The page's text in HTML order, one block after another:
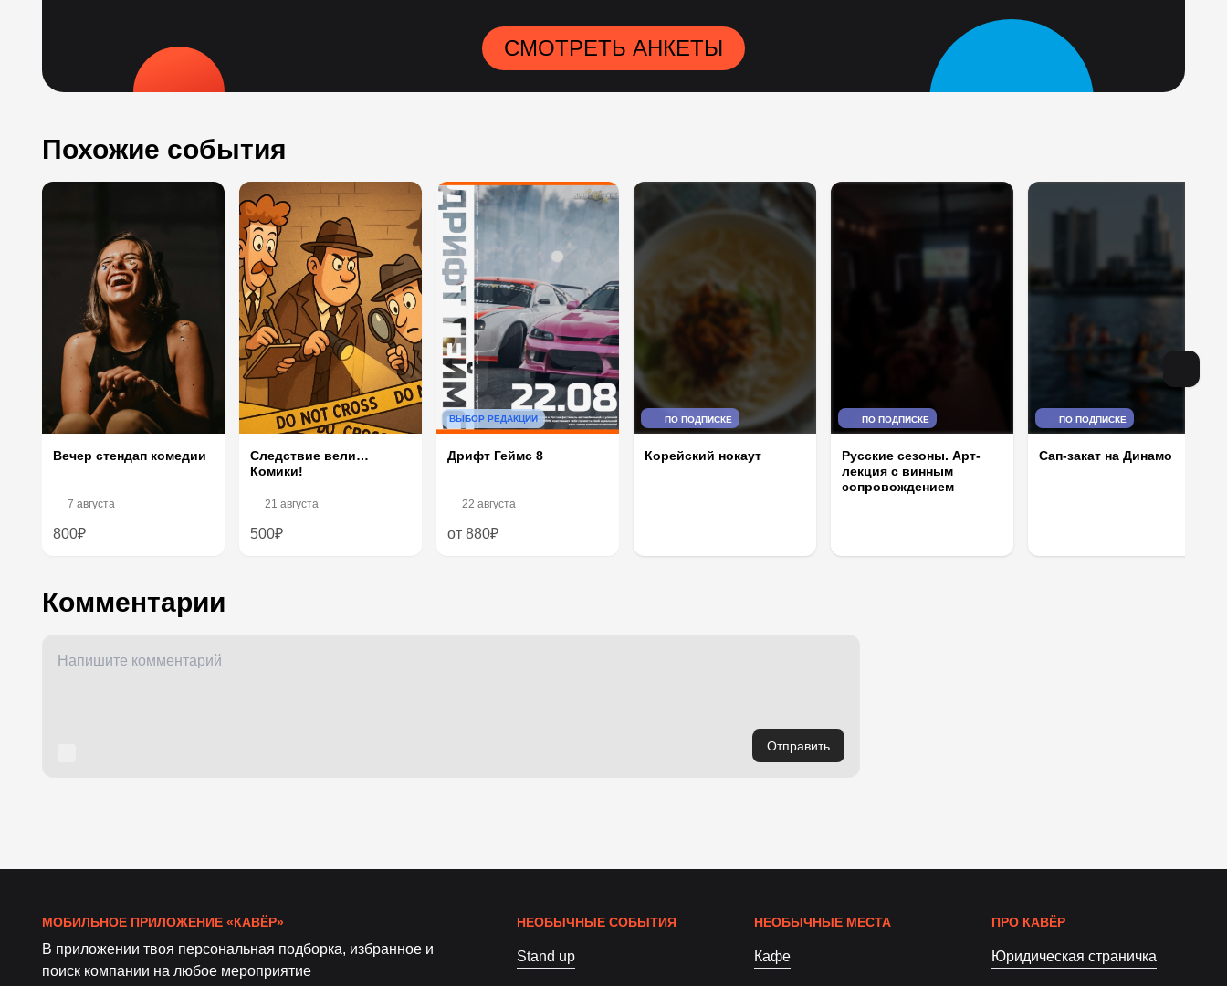
СМОТРЕТЬ АНКЕТЫ
Похожие события
Вечер стендап комедии
7 августа
800₽
Следствие вели…
Комики!
21 августа
500₽
ВЫБОР РЕДАКЦИИ
Дрифт Геймс 8
22 августа
от 880₽
ПО ПОДПИСКЕ
Корейский нокаут
ПО ПОДПИСКЕ
Русские сезоны. Арт-
лекция с винным
сопровождением
ПО ПОДПИСКЕ
Сап-закат на Динамо
Комментарии
Отправить
МОБИЛЬНОЕ ПРИЛОЖЕНИЕ «КАВЁР»
В приложении твоя персональная подборка, избранное и
поиск компании на любое мероприятие
НЕОБЫЧНЫЕ СОБЫТИЯ
Stand up
НЕОБЫЧНЫЕ МЕСТА
Кафе
ПРО КАВЁР
Юридическая страничка